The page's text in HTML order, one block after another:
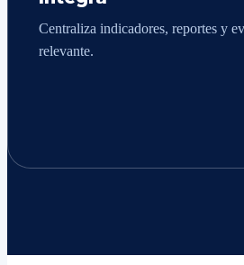
Centraliza indicadores, reportes y
relevante.